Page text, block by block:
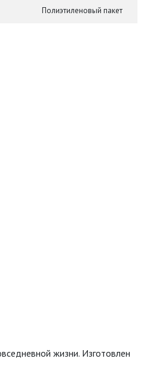
Полиэтиленовый пакет
жизни. Изготовлен